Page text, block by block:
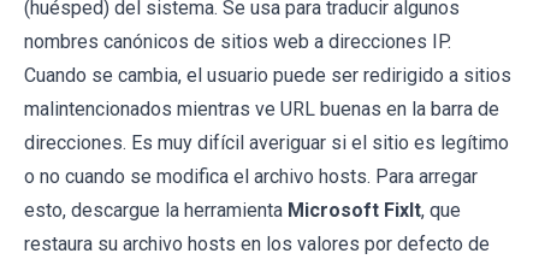
(huésped) del sistema. Se usa para traducir algunos
nombres canónicos de sitios web a direcciones IP.
Cuando se cambia, el usuario puede ser redirigido a sitios
malintencionados mientras ve URL buenas en la barra de
direcciones. Es muy difícil averiguar si el sitio es legítimo
o no cuando se modifica el archivo hosts. Para arregar
esto, descargue la herramienta Microsoft FixIt, que
restaura su archivo hosts en los valores por defecto de